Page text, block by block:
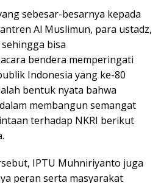
sebesar-besarnya kepada
Al Muslimun, para ustadz,
bisa
bendera memperingati
Indonesia yang ke-80
bentuk nyata bahwa
membangun semangat
terhadap NKRI berikut
IPTU Muhniriyanto juga
peran serta masyarakat